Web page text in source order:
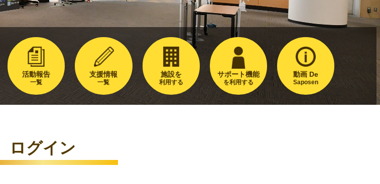
活動報告
一覧
支援情報
一覧
施設を
利用する
サポート機能
を利用する
動画 De
Saposen
ログイン